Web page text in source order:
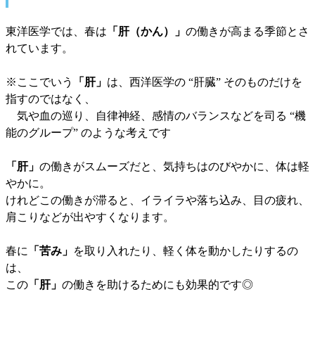
東洋医学では、春は 「肝（かん）」 の働きが高まる季節とさ
れています。
※ここでいう 「肝」 は、西洋医学の “肝臓” そのものだけを
指すのではなく、
気や血の巡り、自律神経、感情のバランスなどを司る “機
能のグループ” のような考えです
「肝」 の働きがスムーズだと、気持ちはのびやかに、体は軽
やかに。
けれどこの働きが滞ると、イライラや落ち込み、目の疲れ、
肩こりなどが出やすくなります。
春に 「苦み」 を取り入れたり、軽く体を動かしたりするの
は、
この 「肝」 の働きを助けるためにも効果的です◎